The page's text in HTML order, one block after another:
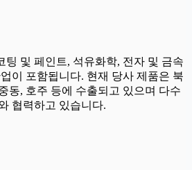
팅 및 페인트, 석유화학, 전자 및 금속
이 포함됩니다. 현재 당사 제품은 북
동, 호주 등에 수출되고 있으며 다수
협력하고 있습니다.